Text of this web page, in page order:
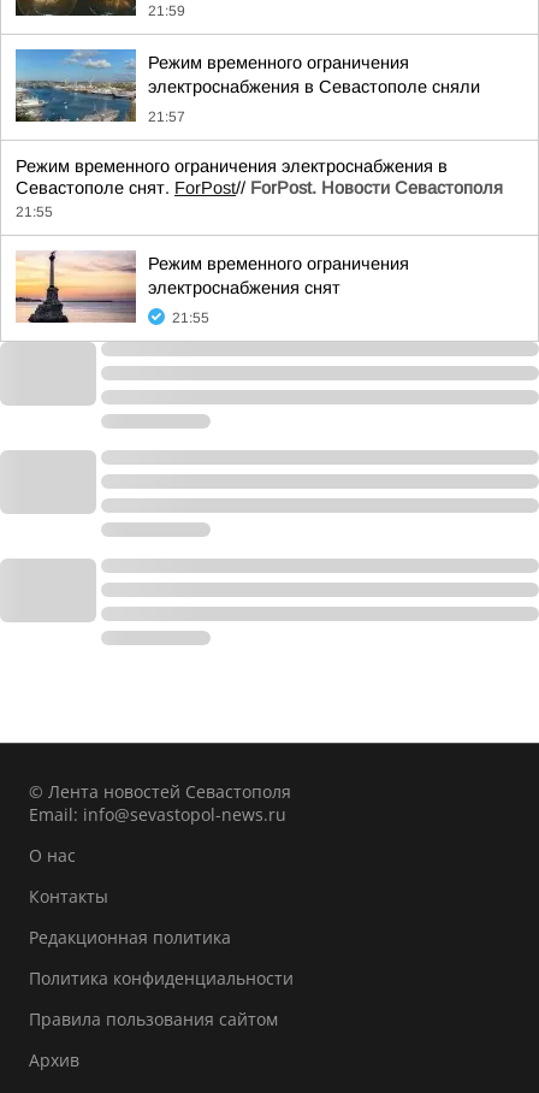
21:59
Режим временного ограничения
электроснабжения в Севастополе сняли
21:57
Режим временного ограничения электроснабжения в
Севастополе снят. ForPost// ForPost. Новости Севастополя
21:55
Режим временного ограничения
электроснабжения снят
21:55
© Лента новостей Севастополя
Email: info@sevastopol-news.ru
О нас
Контакты
Редакционная политика
Политика конфиденциальности
Правила пользования сайтом
Архив